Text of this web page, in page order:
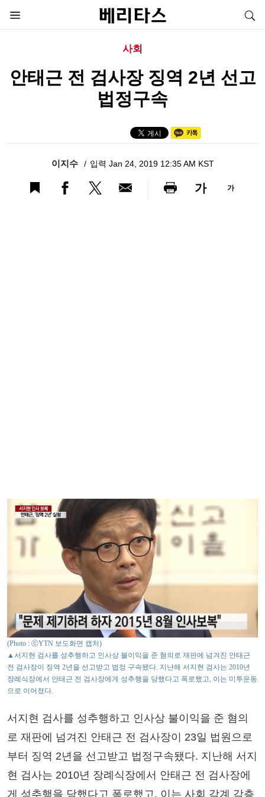
사회
안태근 전 검사장 징역 2년 선고
법정구속
이지수 입력 Jan 24, 2019 12:35 AM KST
가 가
(Photo : ⓒYTN 보도화면 캡처)
▲서지현 검사를 성추행하고 인사상 불이익을 준 혐의로 재판에 넘겨진 안태근
전 검사장이 징역 2년을 선고받고 법정 구속됐다. 지난해 서지현 검사는 2010년
장례식장에서 안태근 전 검사장에게 성추행을 당했다고 폭로했고, 이는 미투운동
으로 이어졌다.
서지현 검사를 성추행하고 인사상 불이익을 준 혐의
로 재판에 넘겨진 안태근 전 검사장이 23일 법원으로
부터 징역 2년을 선고받고 법정구속됐다. 지난해 서지
현 검사는 2010년 장례식장에서 안태근 전 검사장에
게 성추행을 당했다고 폭로했고, 이는 사회 각계 각층